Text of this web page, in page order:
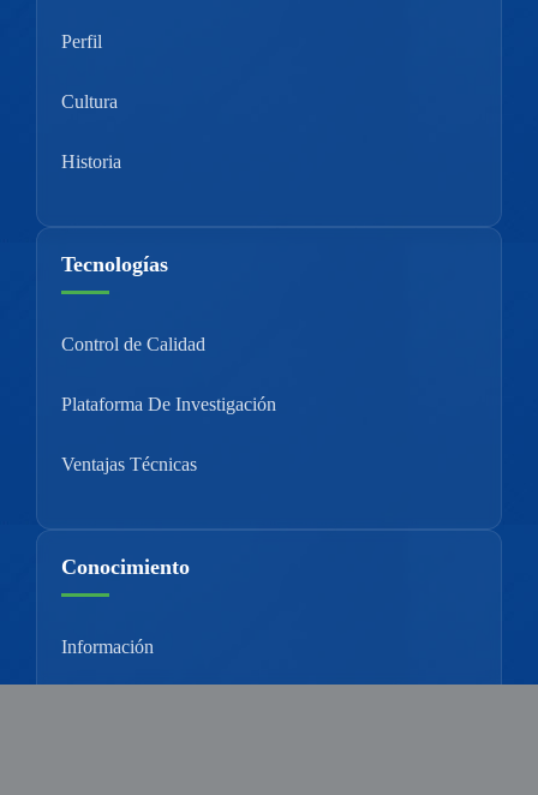
Perfil
Cultura
Historia
Tecnologías
Control de Calidad
Plataforma De Investigación
Ventajas Técnicas
Conocimiento
Información